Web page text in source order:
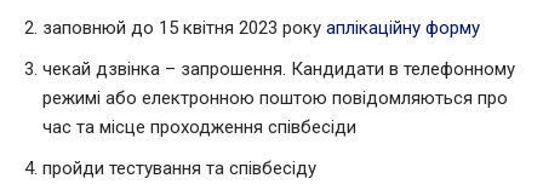
заповнюй до 15 квітня 2023 року аплікаційну форму
чекай дзвінка – запрошення. Кандидати в телефонному
режимі або електронною поштою повідомляються про
час та місце проходження співбесіди
пройди тестування та співбесіду